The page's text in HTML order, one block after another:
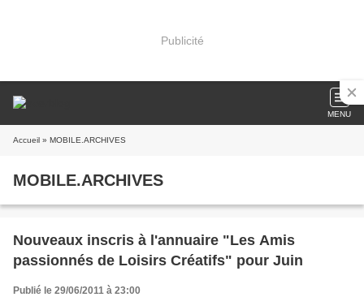
Publicité
MENU
Accueil » MOBILE.ARCHIVES
MOBILE.ARCHIVES
Nouveaux inscris à l'annuaire "Les Amis
passionnés de Loisirs Créatifs" pour Juin
Publié le 29/06/2011 à 23:00